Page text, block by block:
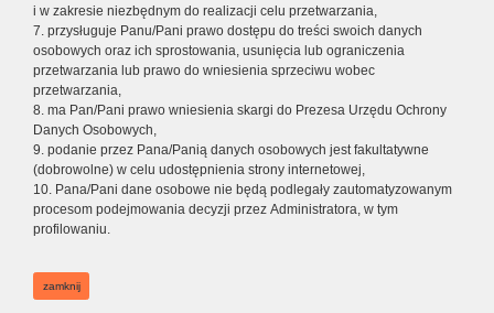
i w zakresie niezbędnym do realizacji celu przetwarzania,
7. przysługuje Panu/Pani prawo dostępu do treści swoich danych
osobowych oraz ich sprostowania, usunięcia lub ograniczenia
przetwarzania lub prawo do wniesienia sprzeciwu wobec
przetwarzania,
8. ma Pan/Pani prawo wniesienia skargi do Prezesa Urzędu Ochrony
Danych Osobowych,
9. podanie przez Pana/Panią danych osobowych jest fakultatywne
(dobrowolne) w celu udostępnienia strony internetowej,
10. Pana/Pani dane osobowe nie będą podlegały zautomatyzowanym
procesom podejmowania decyzji przez Administratora, w tym
profilowaniu.
zamknij